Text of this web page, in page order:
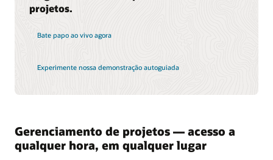
projetos.
Bate papo ao vivo agora
Experimente nossa demonstração autoguiada
Gerenciamento de projetos — acesso a
qualquer hora, em qualquer lugar